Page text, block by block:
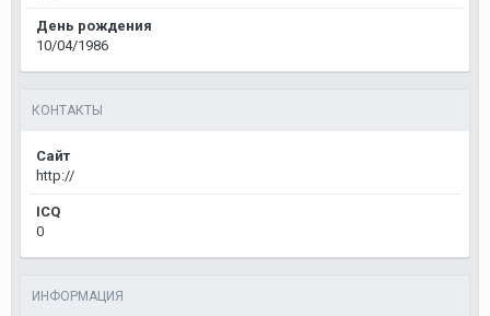
День рождения
10/04/1986
КОНТАКТЫ
Сайт
http://
ICQ
0
ИНФОРМАЦИЯ